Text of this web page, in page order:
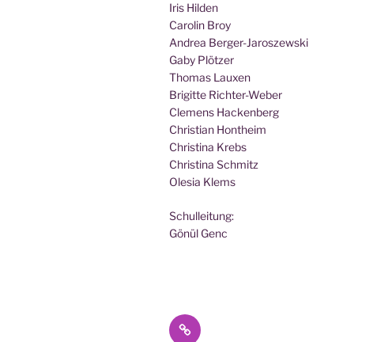
Iris Hilden
Caro­lin Broy
Andrea Berger-Jaroszewski
Gaby Plötzer
Tho­mas Lauxen
Bri­git­te Richter-Weber
Cle­mens Hackenberg
Chris­ti­an Hontheim
Chris­ti­na Krebs
Chris­ti­na Schmitz
Ole­sia Klems
Schul­lei­tung:
Gönül Genc
Datenschutz